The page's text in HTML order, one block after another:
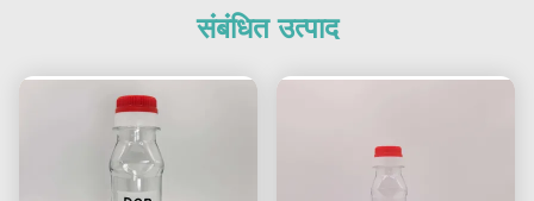
संबंधित उत्पाद